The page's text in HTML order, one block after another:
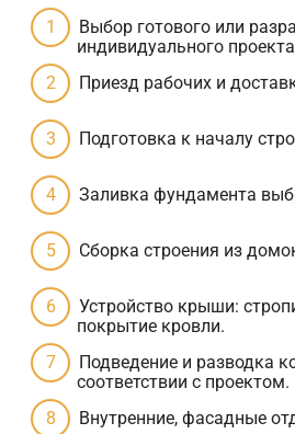
Выбор готового или
индивидуального
Приезд рабочих и
Подготовка к началу
Заливка фундамента
Сборка строения из
Устройство крыши:
покрытие кровли.
Подведение и разводка
соответствии с проектом.
Внутренние, фасадные